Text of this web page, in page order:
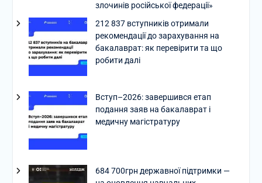
злочинів російської федерації»
212 837 вступників отримали
рекомендації до зарахування на
бакалаврат: як перевірити та що
робити далі
Вступ–2026: завершився етап
подання заяв на бакалаврат і
медичну магістратуру
684 700грн державної підтримки —